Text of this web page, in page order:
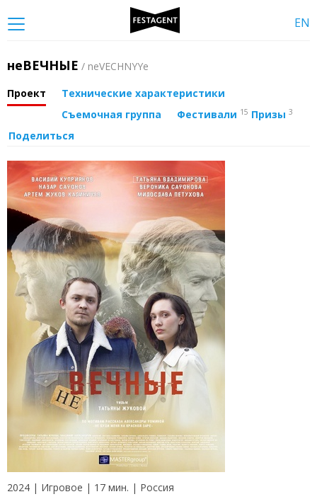
EN
неВЕЧНЫЕ / neVECHNYYe
Проект
Технические характеристики
Съемочная группа
Фестивали 15 Призы 3
Поделиться
2024 | Игровое | 17 мин. | Россия